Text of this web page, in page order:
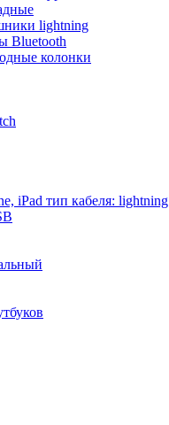
lightning
Bluetooth
колонки
iPad тип кабеля: lightning